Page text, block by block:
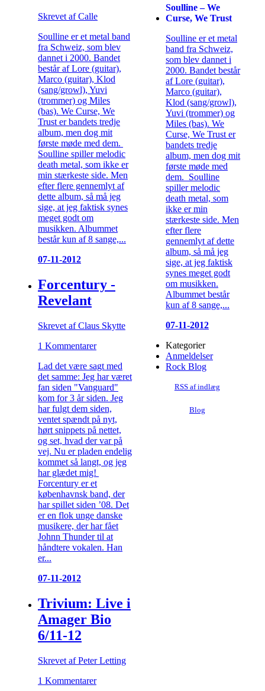
Skrevet af Calle
Soulline er et metal band
fra Schweiz, som blev
dannet i 2000. Bandet
består af Lore (guitar),
Marco (guitar), Klod
(sang/growl), Yuvi
(trommer) og Miles
(bas). We Curse, We
Trust er bandets tredje
album, men dog mit
første møde med dem.
Soulline spiller melodic
death metal, som ikke er
min stærkeste side. Men
efter flere gennemlyt af
dette album, så må jeg
sige, at jeg faktisk synes
meget godt om
musikken. Albummet
består kun af 8 sange,...
07-11-2012
Forcentury -
Revelant
Skrevet af Claus Skytte
1 Kommentarer
Lad det være sagt med
det samme: Jeg har været
fan siden "Vanguard"
kom for 3 år siden. Jeg
har fulgt dem siden,
ventet spændt på nyt,
hørt snippets på nettet,
og set, hvad der var på
vej. Nu er pladen endelig
kommet så langt, og jeg
har glædet mig!
Forcentury er et
københavnsk band, der
har spillet siden ’08. Det
er en flok unge danske
musikere, der har fået
Johnn Thunder til at
håndtere vokalen. Han
er...
07-11-2012
Trivium: Live i
Amager Bio
6/11-12
Skrevet af Peter Letting
1 Kommentarer
Soulline – We
Curse, We Trust
Soulline er et metal
band fra Schweiz,
som blev dannet i
2000. Bandet består
af Lore (guitar),
Marco (guitar),
Klod (sang/growl),
Yuvi (trommer) og
Miles (bas). We
Curse, We Trust er
bandets tredje
album, men dog mit
første møde med
dem. Soulline
spiller melodic
death metal, som
ikke er min
stærkeste side. Men
efter flere
gennemlyt af dette
album, så må jeg
sige, at jeg faktisk
synes meget godt
om musikken.
Albummet består
kun af 8 sange,...
07-11-2012
Kategorier
Anmeldelser
Rock Blog
RSS af indlæg
Blog